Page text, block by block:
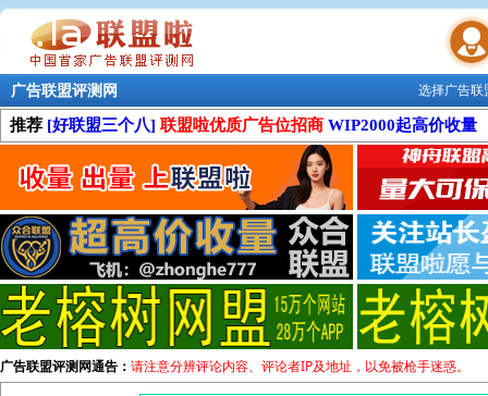
联盟学院
选择广告
广告联盟评测网
推荐 [好联盟三个八] 联盟啦优质广告位招商 WIP2000起高价收量
广告联盟评测网通告： 请注意分辨评论内容、评论者IP及地址，以免被枪手迷惑。